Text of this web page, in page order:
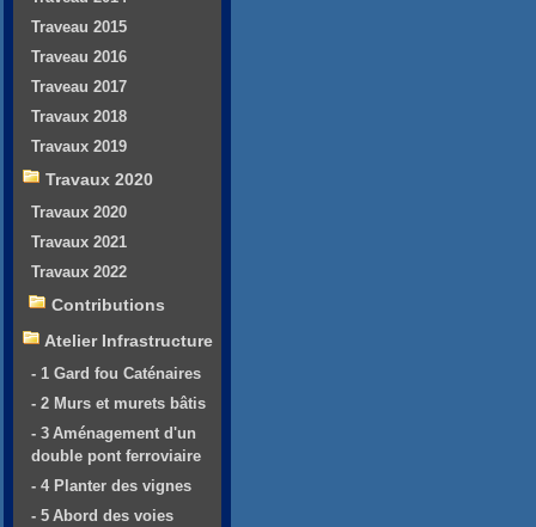
Traveau 2015
Traveau 2016
Traveau 2017
Travaux 2018
Travaux 2019
Travaux 2020
Travaux 2020
Travaux 2021
Travaux 2022
Contributions
Atelier Infrastructure
- 1 Gard fou Caténaires
- 2 Murs et murets bâtis
- 3 Aménagement d'un
double pont ferroviaire
- 4 Planter des vignes
- 5 Abord des voies